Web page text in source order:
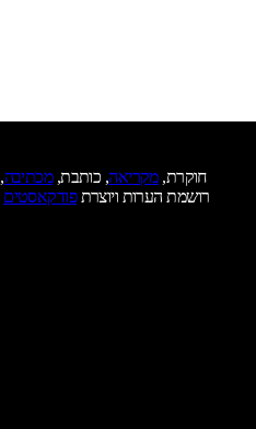
חוקרת,מקריאה, כותבת,מכתיבה
רושמת הערות ויוצרתפודקאסטים